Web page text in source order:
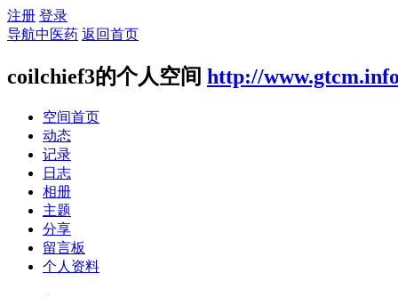
注册 登录
导航中医药 返回首页
coilchief3的个人空间 http://
空间首页
动态
记录
日志
相册
主题
分享
留言板
个人资料